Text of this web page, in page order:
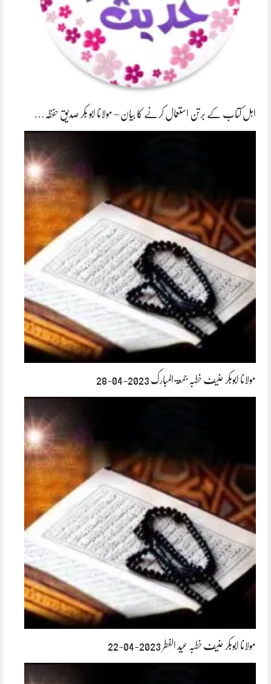
اہل کتاب کے برتن استعمال کرنے کا بیان – مولانا ابو بکر صدیق حفظہ…
مولانا ابوبکر حنیف خطبہ جمعۃ المبارک 2023-04-28
مولانا ابوبکر حنیف خطبہ عید الفطر 2023-04-22